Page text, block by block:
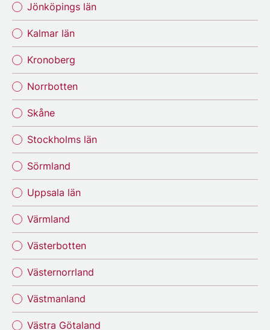
Jönköpings län
Kalmar län
Kronoberg
Norrbotten
Skåne
Stockholms län
Sörmland
Uppsala län
Värmland
Västerbotten
Västernorrland
Västmanland
Västra Götaland